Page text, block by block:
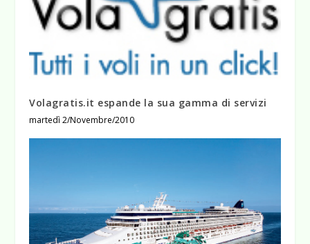
Volagratis.it espande la sua gamma di servizi
martedì 2/Novembre/2010